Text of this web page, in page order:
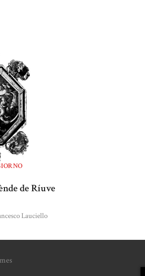
de Ríuve
Lauciello